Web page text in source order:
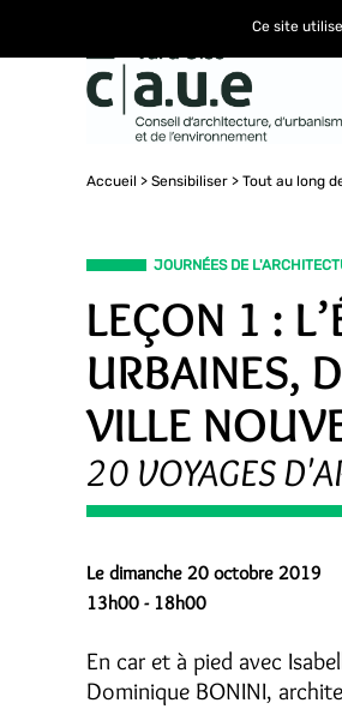
Accueil Sensibiliser Tout au long
JOURNÉES DE
LEÇON 1 :
URBAINES,
VILLE
20 VOYAGES
Le dimanche 20 octobre 2019
13h00 - 18h00
En car et à pied avec
Dominique BONINI,
Ce site